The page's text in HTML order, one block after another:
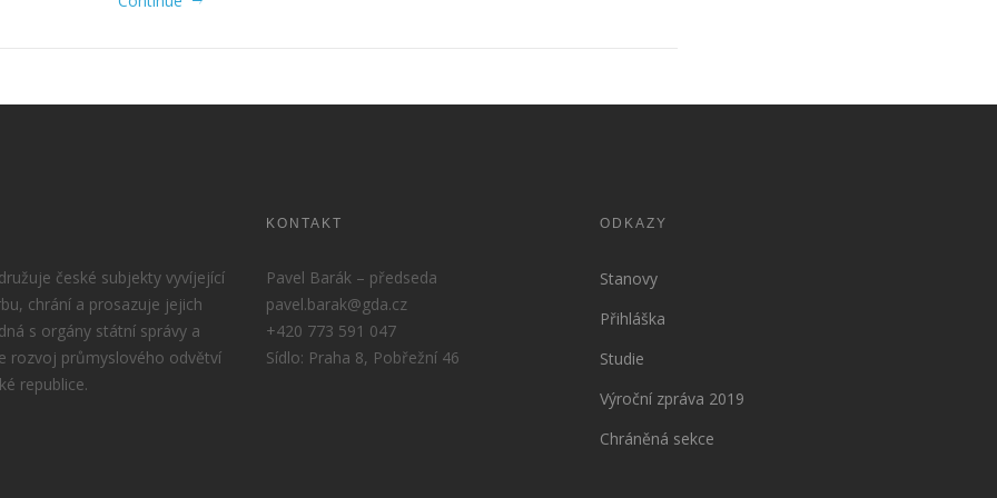
české subjekty vyvíjející
chrání a prosazuje jejich
s orgány státní správy a
rozvoj průmyslového odvětví
republice.
KONTAKT
Pavel Barák – předseda
pavel.barak@gda.cz
+420 773 591 047
Sídlo: Praha 8, Pobřežní 46
ODKAZY
Stanovy
Přihláška
Studie
Výroční zpráva 2019
Chráněná sekce